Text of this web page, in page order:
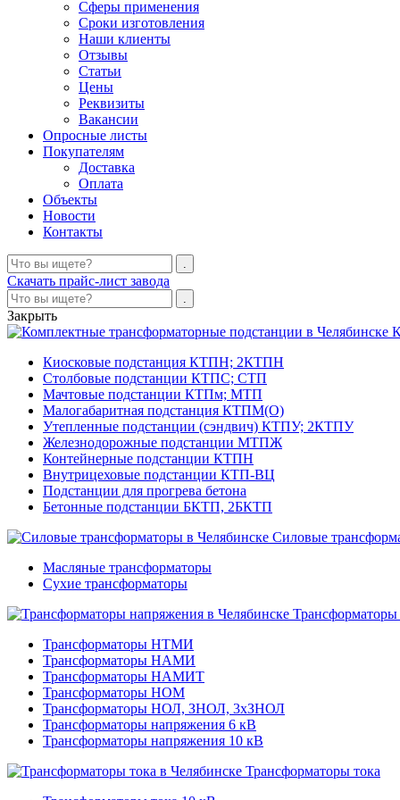
Сферы применения
Сроки изготовления
Наши клиенты
Отзывы
Статьи
Цены
Реквизиты
Вакансии
Опросные листы
Покупателям
Доставка
Оплата
Объекты
Новости
Контакты
Скачать прайс-лист завода
Закрыть
Киосковые подстанция КТПН; 2КТПН
Столбовые подстанции КТПС; СТП
Мачтовые подстанции КТПм; МТП
Малогабаритная подстанция КТПМ(О)
Утепленные подстанции (сэндвич) КТПУ; 2КТПУ
Железнодорожные подстанции МТПЖ
Контейнерные подстанции КТПН
Внутрицеховые подстанции КТП-ВЦ
Подстанции для прогрева бетона
Бетонные подстанции БКТП, 2БКТП
Силовые
Масляные трансформаторы
Сухие трансформаторы
Трансформаторы НТМИ
Трансформаторы НАМИ
Трансформаторы НАМИТ
Трансформаторы НОМ
Трансформаторы НОЛ, ЗНОЛ, 3хЗНОЛ
Трансформаторы напряжения 6 кВ
Трансформаторы напряжения 10 кВ
Трансформаторы тока